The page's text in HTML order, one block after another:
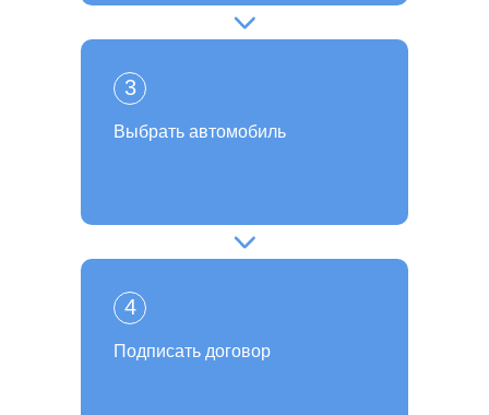
Подписать договор
4
Выбрать автомобиль
3